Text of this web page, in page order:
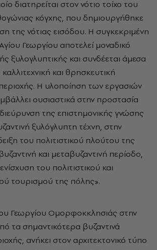
διατηρείται στον νότιο τοίχο του
κόγχης, που δημιουργήθηκε
της νότιας εισόδου. Η συγκεκριμένη
Γεωργίου αποτελεί μοναδικό
ξυλογλυπτικής και συνδέεται άμεσα
και θρησκευτική
Η υλοποίηση των εργασιών
ουσιαστικά στην προστασία
της επιστημονικής γνώσης
ξυλόγλυπτη τέχνη, στην
του πολιτιστικού πλούτου της
και μεταβυζαντινή περίοδο,
του πολιτιστικού και
τουρισμού της πόλης».
Γεωργίου Ομορφοκκλησιάς στην
τα σημαντικότερα βυζαντινά
ανήκει στον αρχιτεκτονικό τύπο